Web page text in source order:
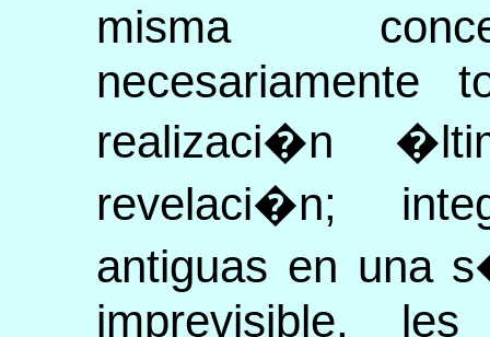
misma
realizaci�n
revelaci�n;
antiguas en una
imprevisible,